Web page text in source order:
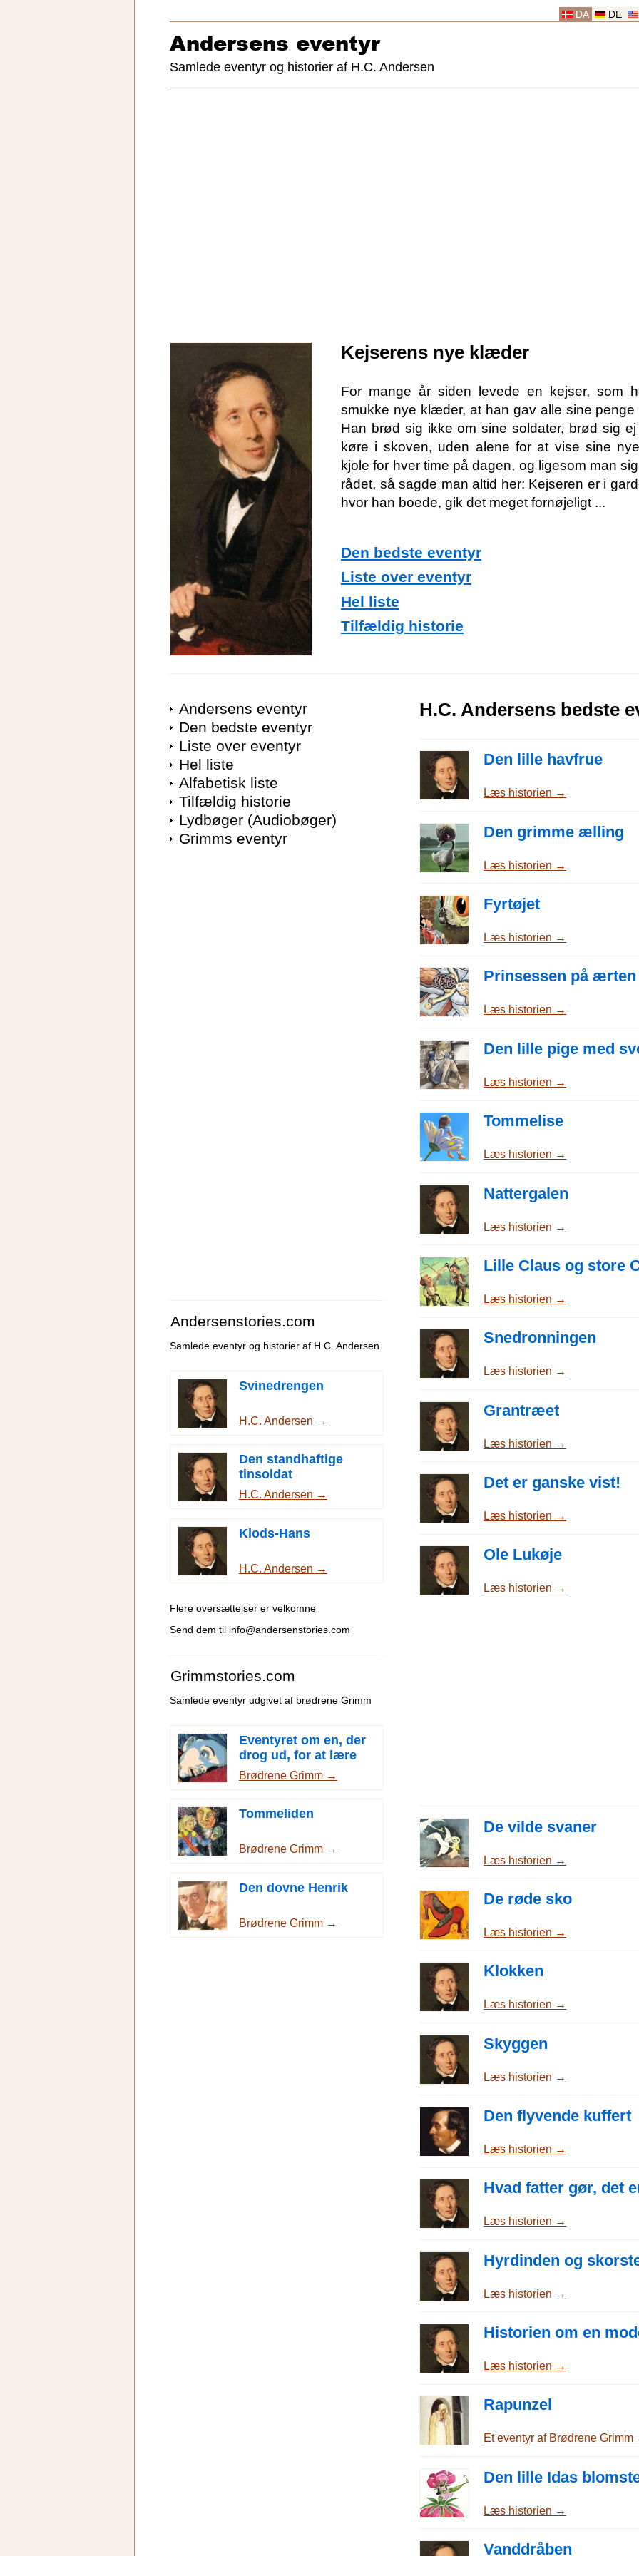
DE
DA
Andersens eventyr
Samlede eventyr og historier af H.C. Andersen
Kejserens nye klæder
For mange år siden levede en kejser, som
smukke nye klæder, at han gav alle sine penge
Han brød sig ikke om sine soldater, brød sig
køre i skoven, uden alene for at vise sine
kjole for hver time på dagen, og ligesom man
rådet, så sagde man altid her: Kejseren er i
hvor han boede, gik det meget fornøjeligt ...
Den bedste eventyr
Liste over eventyr
Hel liste
Tilfældig historie
Andersens eventyr
Den bedste eventyr
Liste over eventyr
Hel liste
Alfabetisk liste
Tilfældig historie
Lydbøger (Audiobøger)
Grimms eventyr
Andersenstories.com
Samlede eventyr og historier af H.C. Andersen
Svinedrengen
H.C. Andersen →
Den standhaftige
tinsoldat
H.C. Andersen →
Klods-Hans
H.C. Andersen →
Flere oversættelser er velkomne
Send dem til info@andersenstories.com
Grimmstories.com
Samlede eventyr udgivet af brødrene Grimm
Eventyret om en, der
drog ud, for at lære
frygt at kende
Brødrene Grimm →
Tommeliden
Brødrene Grimm →
Den dovne Henrik
Brødrene Grimm →
H.C. Andersens bedste
Den lille havfrue
Læs historien →
Den grimme ælling
Læs historien →
Fyrtøjet
Læs historien →
Prinsessen på ærten
Læs historien →
Den lille pige med
Læs historien →
Tommelise
Læs historien →
Nattergalen
Læs historien →
Lille Claus og store
Læs historien →
Snedronningen
Læs historien →
Grantræet
Læs historien →
Det er ganske vist!
Læs historien →
Ole Lukøje
Læs historien →
De vilde svaner
Læs historien →
De røde sko
Læs historien →
Klokken
Læs historien →
Skyggen
Læs historien →
Den flyvende kuffert
Læs historien →
Hvad fatter gør, det
Læs historien →
Hyrdinden og
Læs historien →
Historien om en
Læs historien →
Rapunzel
Et eventyr af Brødrene Grimm
Den lille Idas
Læs historien →
Vanddråben